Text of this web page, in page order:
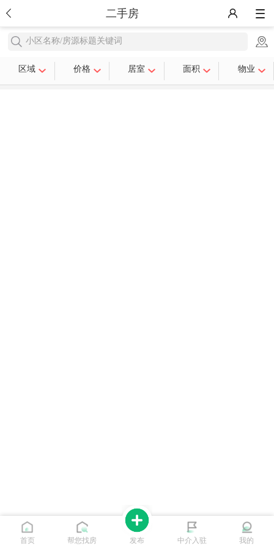
二手房
小区名称/房源标题关键词
区域 价格 居室 面积 物业
首页 帮您找房 发布 中介入驻 我的